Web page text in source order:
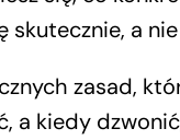
skutecznie, a
zasad,
a kiedy